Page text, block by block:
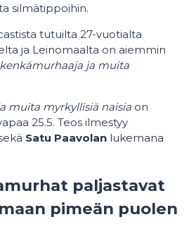
silmätippoihin.
tutuilta 27-vuotialta
ja Leinomaalta on aiemmin
ja muita
muita myrkyllisiä naisia on
25.5. Teos ilmestyy
Satu Paavolan lukemana
paljastavat
pimeän puolen